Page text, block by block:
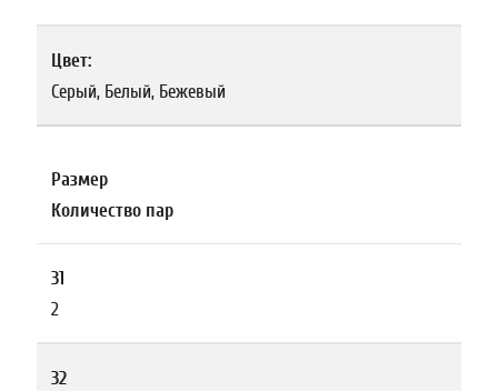
Цвет:
Серый, Белый, Бежевый
Размер
Количество пар
31
2
32